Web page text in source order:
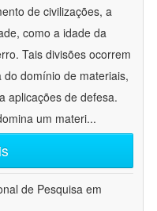
de civilizações, a
como a idade da
Tais divisões ocorrem
domínio de materiais,
aplicações de defesa.
um materi...
de Pesquisa em